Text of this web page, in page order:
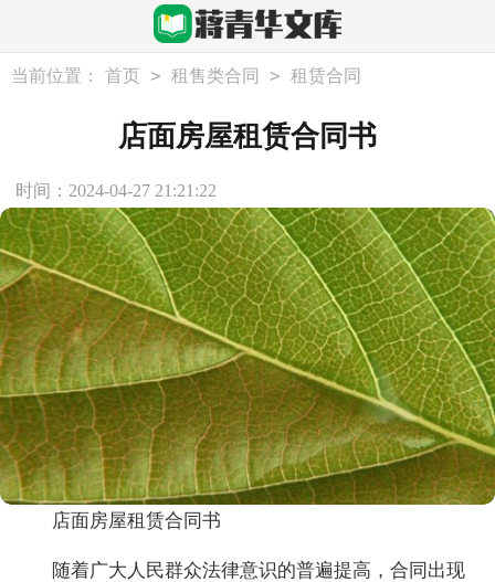
当前位置： 首页 > 租售类合同 > 租赁合同
店面房屋租赁合同书
时间：2024-04-27 21:21:22
店面房屋租赁合同书
随着广大人民群众法律意识的普遍提高，合同出现